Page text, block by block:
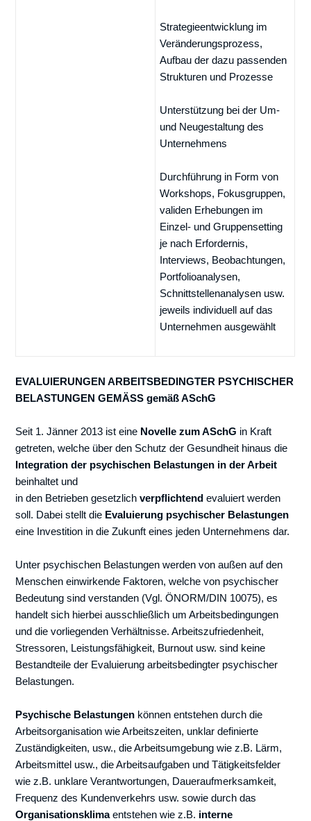
Strategieentwicklung im
Veränderungsprozess,
Aufbau der dazu passenden
Strukturen und Prozesse
Unterstützung bei der Um-
und Neugestaltung des
Unternehmens
Durchführung in Form von
Workshops, Fokusgruppen,
validen Erhebungen im
Einzel- und Gruppensetting
je nach Erfordernis,
Interviews, Beobachtungen,
Portfolioanalysen,
Schnittstellenanalysen usw.
jeweils individuell auf das
Unternehmen ausgewählt
EVALUIERUNGEN ARBEITSBEDINGTER PSYCHISCHER
BELASTUNGEN GEMÄSS gemäß ASchG
Seit 1. Jänner 2013 ist eine Novelle zum ASchG in Kraft
getreten, welche über den Schutz der Gesundheit hinaus die
Integration der psychischen Belastungen in der Arbeit
beinhaltet und
in den Betrieben gesetzlichverpflichtend evaluiert werden
soll. Dabei stellt die Evaluierung psychischer Belastungen
eine Investition in die Zukunft eines jeden Unternehmens dar.
Unter psychischen Belastungen werden von außen auf den
Menschen einwirkende Faktoren, welche von psychischer
Bedeutung sind verstanden (Vgl. ÖNORM/DIN 10075), es
handelt sich hierbei ausschließlich um Arbeitsbedingungen
und die vorliegenden Verhältnisse. Arbeitszufriedenheit,
Stressoren, Leistungsfähigkeit, Burnout usw. sind keine
Bestandteile der Evaluierung arbeitsbedingter psychischer
Belastungen.
Psychische Belastungen können entstehen durch die
Arbeitsorganisation wie Arbeitszeiten, unklar definierte
Zuständigkeiten, usw., die Arbeitsumgebung wie z.B. Lärm,
Arbeitsmittel usw., die Arbeitsaufgaben und Tätigkeitsfelder
wie z.B. unklare Verantwortungen, Daueraufmerksamkeit,
Frequenz des Kundenverkehrs usw. sowie durch das
Organisationsklimaentstehen wie z.B. interne